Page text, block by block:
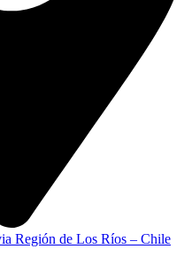
Región de Los Ríos – Chile